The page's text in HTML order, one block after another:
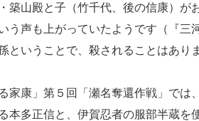
築山殿と子（竹千代、後の信康）が
う声も上がっていたようです（『三
ということで、殺されることはあり
家康」第５回「瀬名奪還作戦」では
本多正信と、伊賀忍者の服部半蔵を